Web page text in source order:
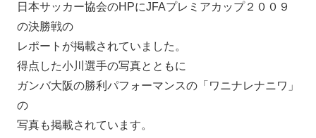
日本サッカー協会のHPにJFAプレミアカップ２００９
の決勝戦の
レポートが掲載されていました。
得点した小川選手の写真とともに
ガンバ大阪の勝利パフォーマンスの「ワニナレナニワ」
の
写真も掲載されています。